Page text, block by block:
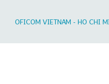
OFICOM VIETNAM - HO CHI